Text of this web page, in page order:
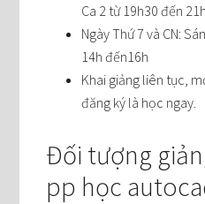
Ca 2 từ 19h30 đến
Ngày Thứ 7 và CN:
14h đến16h
Khai giảng liên tục,
đăng ký là học ngay.
Đối tượng
pp học